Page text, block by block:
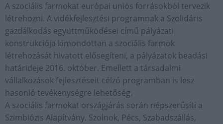
A szociális farmokat európai uniós forrásokból tervezik
létrehozni. A vidékfejlesztési programnak a Szolidáris
gazdálkodás együttműködései című pályázati
konstrukciója kimondottan a szociális farmok
létrehozását hivatott elősegíteni, a pályázatok beadási
határideje 2016. október. Emellett a társadalmi
vállalkozások fejlesztéseit célzó programban is lesz
hasonló tevékenységre lehetőség.
A szociális farmokat országjárás során népszerűsíti a
Szimbiózis Alapítvány. Szolnok, Pécs, Szabadszállás,